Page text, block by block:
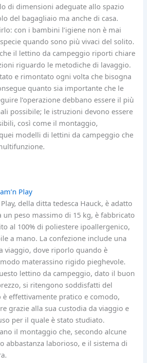
di dimensioni adeguate allo spazio
del bagagliaio ma anche di casa.
con i bambini l’igiene non è mai
quando sono più vivaci del solito.
il lettino da campeggio riporti chiare
riguardo le metodiche di lavaggio.
e rimontato ogni volta che bisogna
quanto sia importante che le
l’operazione debbano essere il più
possibile; le istruzioni devono essere
così come il montaggio,
modelli di lettini da campeggio che
Play
della ditta tedesca Hauck, è adatto
peso massimo di 15 kg, è fabbricato
al 100% di poliestere ipoallergenico,
a mano. La confezione include una
viaggio, dove riporlo quando è
materassino rigido pieghevole.
lettino da campeggio, dato il buon
si ritengono soddisfatti del
effettivamente pratico e comodo,
grazie alla sua custodia da viaggio e
per il quale è stato studiato.
il montaggio che, secondo alcune
abbastanza laborioso, e il sistema di